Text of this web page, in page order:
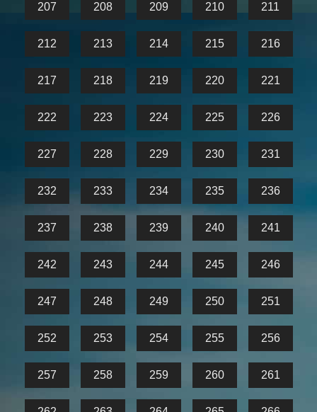
207 208 209 210 211
212 213 214 215 216
217 218 219 220 221
222 223 224 225 226
227 228 229 230 231
232 233 234 235 236
237 238 239 240 241
242 243 244 245 246
247 248 249 250 251
252 253 254 255 256
257 258 259 260 261